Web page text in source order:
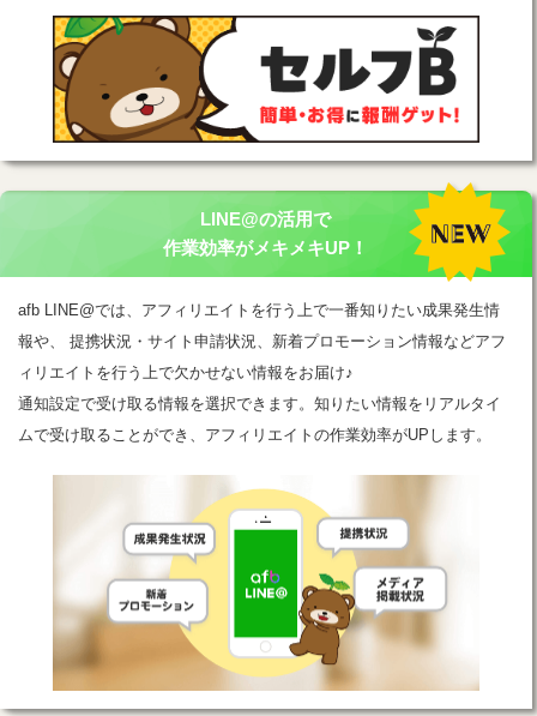
LINE@の活用で
作業効率がメキメキUP！
afb LINE@では、アフィリエイトを行う上で一番知りたい成果発生情
報や、 提携状況・サイト申請状況、新着プロモーション情報などアフ
ィリエイトを行う上で欠かせない情報をお届け♪
通知設定で受け取る情報を選択できます。知りたい情報をリアルタイ
ムで受け取ることができ、アフィリエイトの作業効率がUPします。